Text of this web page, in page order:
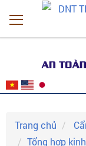
AN
Trang chủ
Tổng hợp